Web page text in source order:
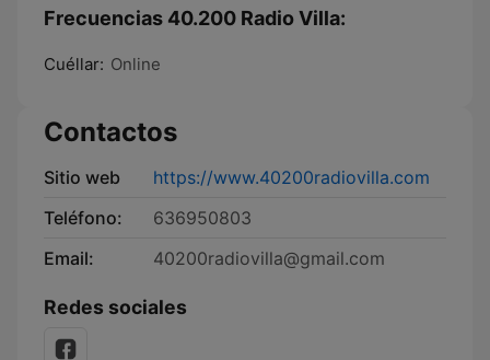
Frecuencias 40.200 Radio Villa:
Cuéllar: Online
Contactos
Sitio web
https://www.40200radiovilla.com
Teléfono:
636950803
Email:
40200radiovilla@gmail.com
Redes sociales